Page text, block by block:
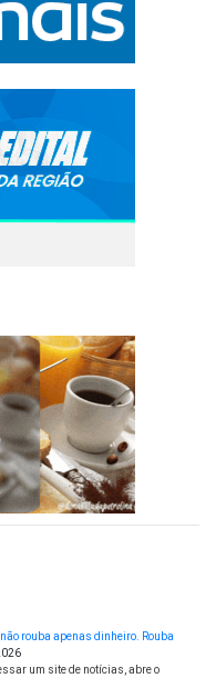
rouba apenas dinheiro. Rouba
um site de notícias, abre o